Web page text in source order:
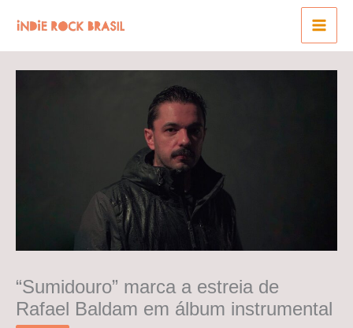
para
o
conteúdo
“Sumidouro” marca a estreia de
Rafael Baldam em álbum instrumental